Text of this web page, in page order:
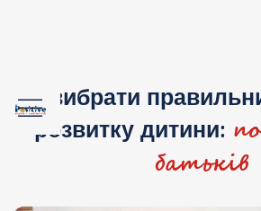
Як вибрати
розвитку дитини:
батьків